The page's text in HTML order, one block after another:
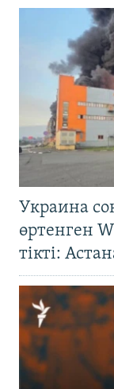
Украина
өртенген
тікті: